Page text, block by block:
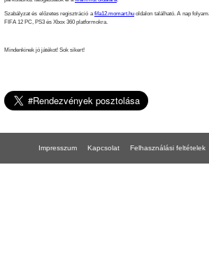
Szabályzat és előzetes regisztráció a fifa12.momart.hu oldalon található. A nap
FIFA 12 PC, PS3 és Xbox 360 platformokra.
Mindenkinek jó játékot! Sok sikert!
Impresszum Kapcsolat Felhasználási feltételek